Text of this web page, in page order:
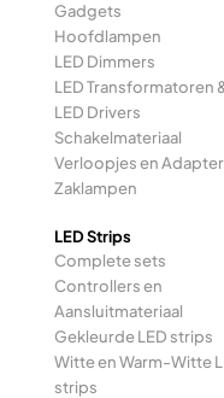
Gadgets
Hoofdlampen
LED Dimmers
LED Transformatoren
LED Drivers
Schakelmateriaal
Verloopjes en
Zaklampen
LED Strips
Complete sets
Controllers en
Aansluitmateriaal
Gekleurde LED strips
Witte en Warm-Witte
strips